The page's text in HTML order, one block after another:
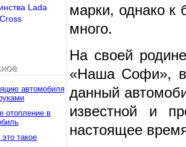
марки, однако к
много.
На своей
«Наша Софи», в
данный
известной и
настоящее
Lada
автомобиля
отопление в
такое